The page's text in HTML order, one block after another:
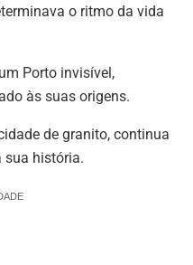
o ritmo da vida
Porto invisível,
às suas origens.
de granito, continua
sua história.